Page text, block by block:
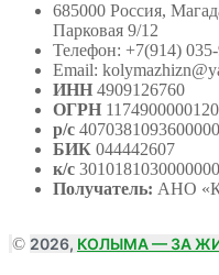
685000 Россия,
Парковая 9/12
Телефон: +7(914) 035-
Email:
ИНН 4909126760
ОГРН 1174900000120
р/с
БИК 044442607
к/с
Получатель: АНО
© 2026, КОЛЫМА — ЗА